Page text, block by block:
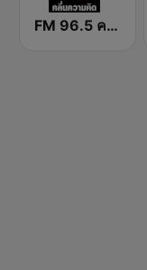
FM 96.5 คลื่นความคิด Thinking Radio